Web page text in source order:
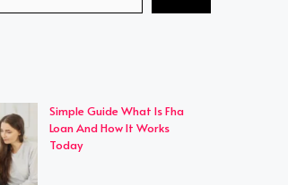
Simple Guide What Is Fha
Loan And How It Works
Today